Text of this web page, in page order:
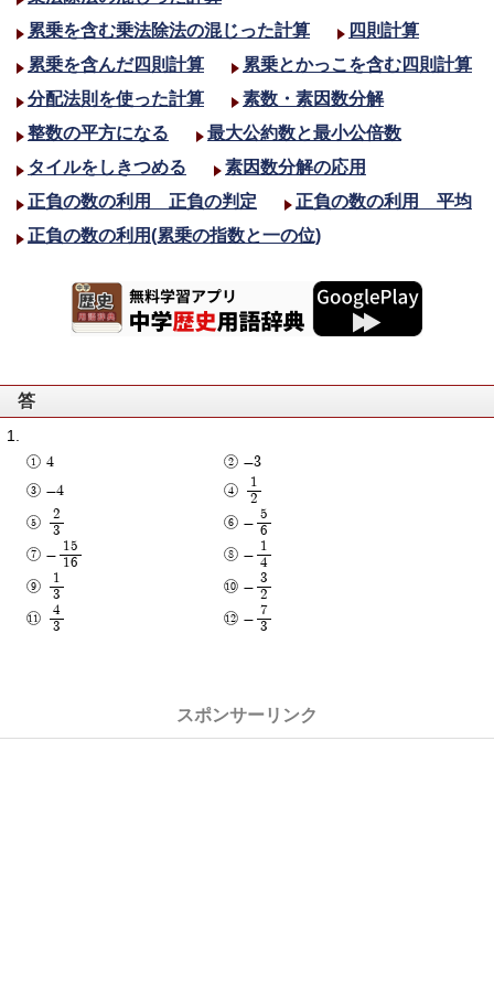
累乗を含む乗法除法の混じった計算
四則計算
累乗を含んだ四則計算
累乗とかっこを含む四則計算
分配法則を使った計算
素数・素因数分解
整数の平方になる
最大公約数と最小公倍数
タイルをしきつめる
素因数分解の応用
正負の数の利用 正負の判定
正負の数の利用 平均
正負の数の利用(累乗の指数と一の位)
答
4
-3
-4
1
2
2
3
-
5
6
-
15
16
-
1
4
1
3
-
3
2
4
3
-
7
3